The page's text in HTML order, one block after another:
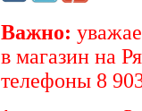
Важно:
в магазин на
телефоны 8